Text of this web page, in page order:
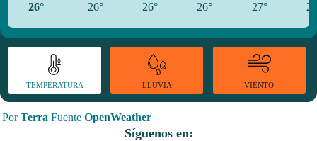
26° 26° 26° 26° 27°
TEMPERATURA LLUVIA VIENTO
PorTerra Fuente OpenWeather
Síguenos en: